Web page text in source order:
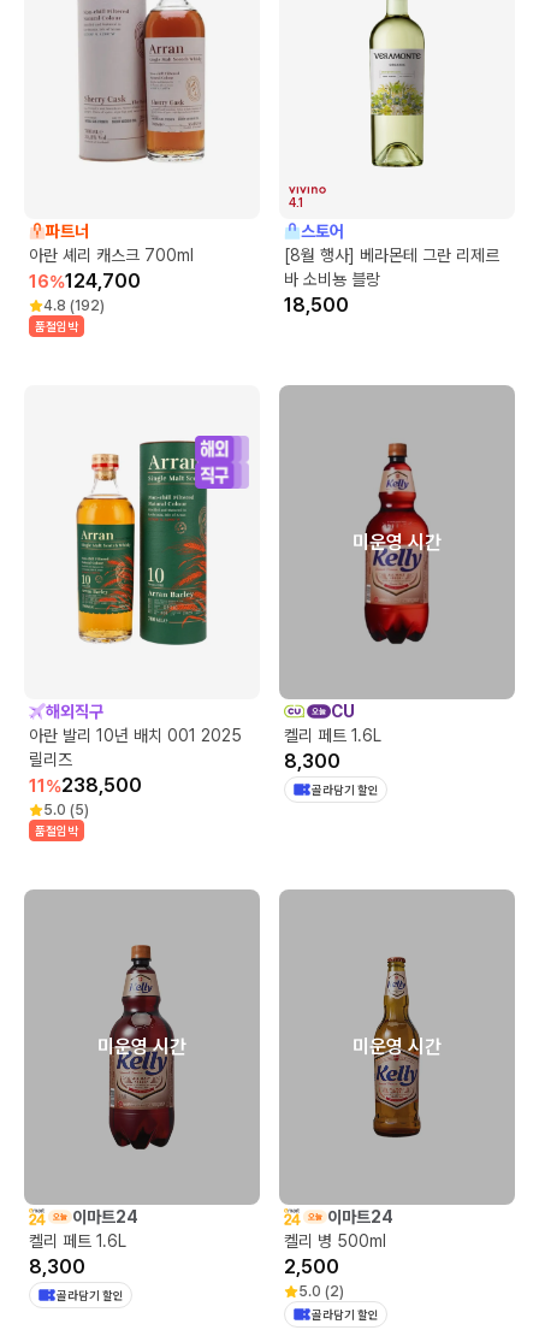
파트너
아란 셰리 캐스크 700ml
16%124,700
4.8 (192)
품절임박
4.1
스토어
[8월 행사] 베라몬테 그란 리제르
바 소비뇽 블랑
18,500
해외직구
아란 발리 10년 배치 001 2025
릴리즈
11 %238,500
5.0 (5)
품절임박
미운영 시간
CU
켈리 페트 1.6L
8,300
골라담기 할인
미운영 시간
이마트24
켈리 페트 1.6L
8,300
골라담기 할인
미운영 시간
이마트24
켈리 병 500ml
2,500
5.0 (2)
골라담기 할인